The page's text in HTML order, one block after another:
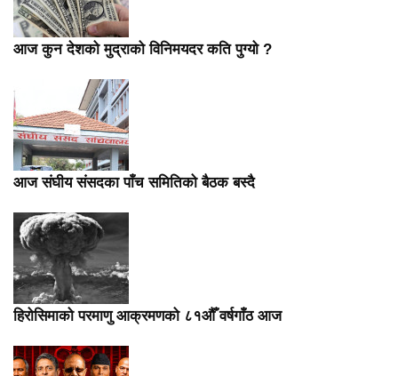
आज कुन देशको मुद्राको विनिमयदर कति पुग्यो ?
आज संघीय संसदका पाँच समितिको बैठक बस्दै
हिरोसिमाको परमाणु आक्रमणको ८१औँ वर्षगाँठ आज